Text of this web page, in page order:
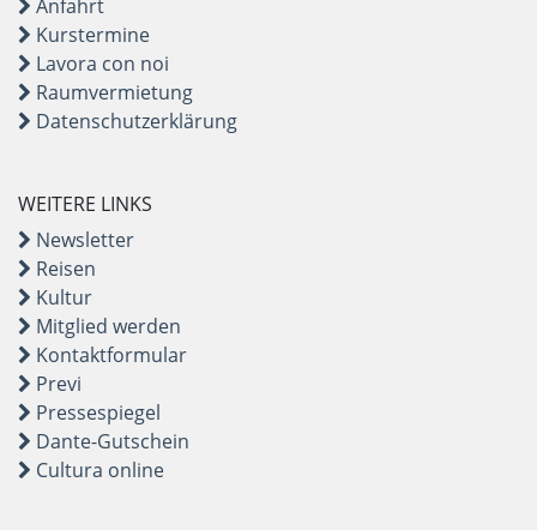
Anfahrt
Kurstermine
Lavora con noi
Raumvermietung
Datenschutzerklärung
WEITERE LINKS
Newsletter
Reisen
Kultur
Mitglied werden
Kontaktformular
Previ
Pressespiegel
Dante-Gutschein
Cultura online